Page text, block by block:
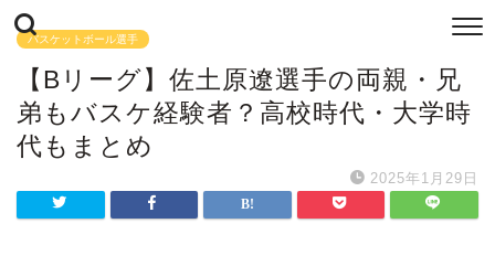
バスケットボール選手
【Bリーグ】佐土原遼選手の両親・兄
弟もバスケ経験者？高校時代・大学時
代もまとめ
2025年1月29日